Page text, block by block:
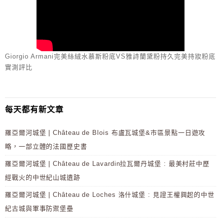
Giorgio Armani完美絲絨水慕斯粉底VS雅詩蘭黛粉持久完美持妝粉底
實測評比
每天都有新文章
羅亞爾河城堡 | Château de Blois 布盧瓦城堡&市區景點一日遊攻
略，一部立體的法國歷史書
羅亞爾河城堡 | Château de Lavardin拉瓦爾丹城堡 : 最美村莊中歷
經戰火的中世紀山城遺跡
羅亞爾河城堡 | Château de Loches 洛什城堡 : 見證王權興起的中世
紀古城與軍事防禦堡壘